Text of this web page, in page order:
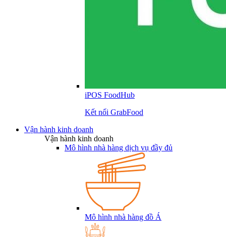
iPOS FoodHub
Kết nối GrabFood
Vận hành kinh doanh
Vận hành kinh doanh
Mô hình nhà hàng dịch vụ đầy đủ
Mô hình nhà hàng đồ Á